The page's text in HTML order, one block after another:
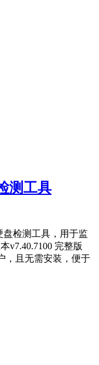
测工具
盘检测工具，用于监
v7.40.7100 完整版
，且无需安装，便于